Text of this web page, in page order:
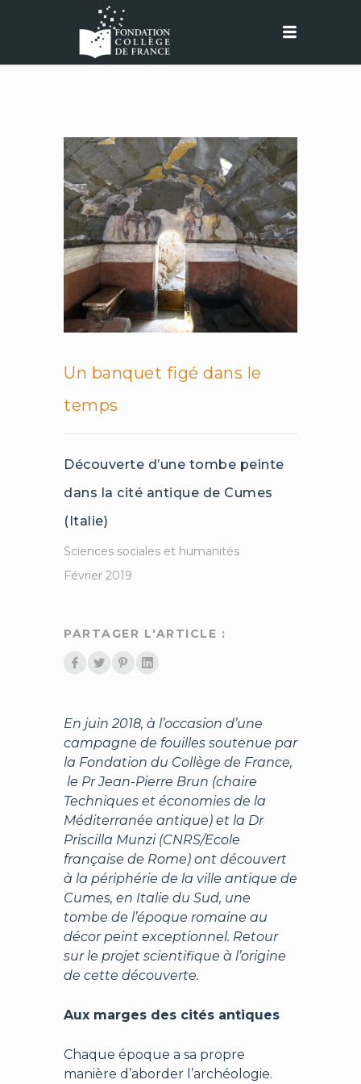
Un banquet figé dans le
temps
Découverte d’une tombe peinte
dans la cité antique de Cumes
(Italie)
Sciences sociales et humanités
Février 2019
PARTAGER L'ARTICLE :
En juin 2018, à l’occasion d’une
campagne de fouilles soutenue par
la Fondation du Collège de France,
le Pr Jean-Pierre Brun (chaire
Techniques et économies de la
Méditerranée antique) et la Dr
Priscilla Munzi (CNRS/Ecole
française de Rome) ont découvert
à la périphérie de la ville antique de
Cumes, en Italie du Sud, une
tombe de l’époque romaine au
décor peint exceptionnel. Retour
sur le projet scientifique à l’origine
de cette découverte.
Aux marges des cités antiques
Chaque époque a sa propre
manière d’aborder l’archéologie.